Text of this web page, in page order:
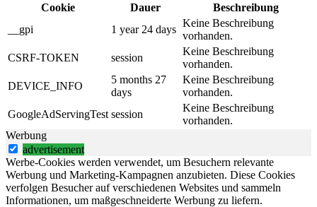
Cookie
Dauer
Beschreibung
__gpi
1 year 24 days
Keine Beschreibung
vorhanden.
CSRF-TOKEN
session
Keine Beschreibung
vorhanden.
DEVICE_INFO
5 months 27
days
Keine Beschreibung
vorhanden.
GoogleAdServingTest session
Keine Beschreibung
vorhanden.
Werbung
advertisement
Werbe-Cookies werden verwendet, um Besuchern relevante
Werbung und Marketing-Kampagnen anzubieten. Diese Cookies
verfolgen Besucher auf verschiedenen Websites und sammeln
Informationen, um maßgeschneiderte Werbung zu liefern.